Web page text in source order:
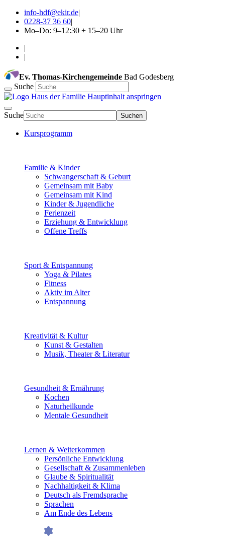
info-hdf@ekir.de|
0228-37 36 60|
Mo–Do: 9–12:30 + 15–20 Uhr
|
|
Ev. Thomas-Kirchengemeinde Bad Godesberg
Suche
Hauptinhalt anspringen
Suche Suchen
Kursprogramm
Familie & Kinder
Schwangerschaft & Geburt
Gemeinsam mit Baby
Gemeinsam mit Kind
Kinder & Jugendliche
Ferienzeit
Erziehung & Entwicklung
Offene Treffs
Sport & Entspannung
Yoga & Pilates
Fitness
Aktiv im Alter
Entspannung
Kreativität & Kultur
Kunst & Gestalten
Musik, Theater & Literatur
Gesundheit & Ernährung
Kochen
Naturheilkunde
Mentale Gesundheit
Lernen & Weiterkommen
Persönliche Entwicklung
Gesellschaft & Zusammenleben
Glaube & Spiritualität
Nachhaltigkeit & Klima
Deutsch als Fremdsprache
Sprachen
Am Ende des Lebens